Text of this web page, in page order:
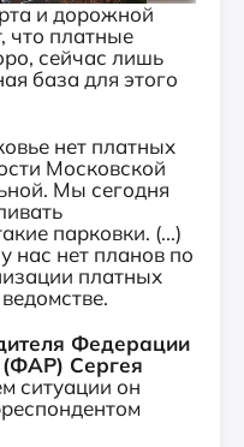
и дорожной
что платные
сейчас лишь
база для этого
нет платных
Московской
Мы сегодня
парковки. (...)
нас нет планов по
платных
Федерации
(ФАР) Сергея
ситуации он